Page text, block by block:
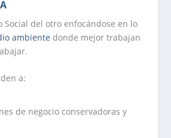
Social del otro enfocándose en lo
ambiente donde mejor trabajan
a:
de negocio conservadoras y